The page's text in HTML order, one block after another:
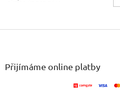
Přijímáme online platby